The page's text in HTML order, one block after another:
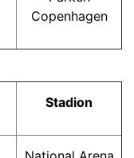
Copenhagen
Stadion